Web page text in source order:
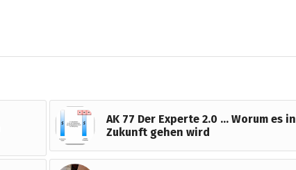
AK 77 Der Experte 2.0 … Worum es in
Zukunft gehen wird